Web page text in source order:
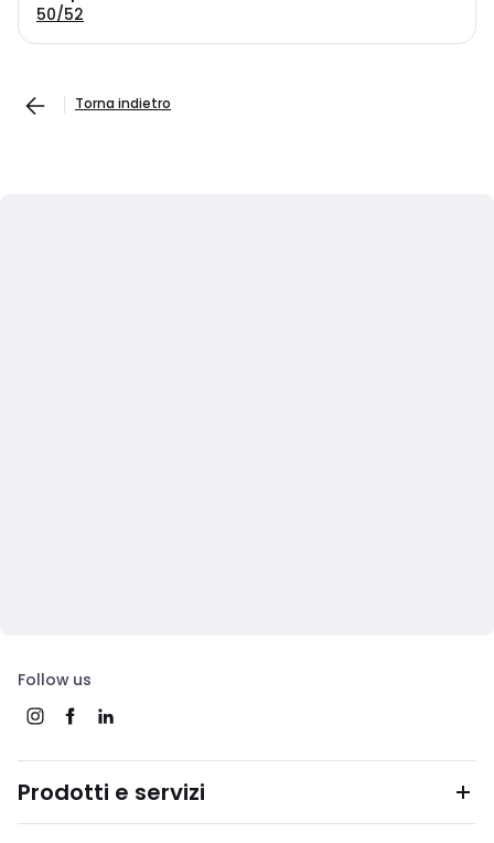
50/52
Torna indietro
Follow us
Prodotti e servizi